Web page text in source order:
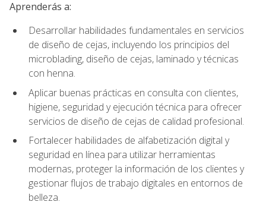
Aprenderás a:
Desarrollar habilidades fundamentales en servicios
de diseño de cejas, incluyendo los principios del
microblading, diseño de cejas, laminado y técnicas
con henna.
Aplicar buenas prácticas en consulta con clientes,
higiene, seguridad y ejecución técnica para ofrecer
servicios de diseño de cejas de calidad profesional.
Fortalecer habilidades de alfabetización digital y
seguridad en línea para utilizar herramientas
modernas, proteger la información de los clientes y
gestionar flujos de trabajo digitales en entornos de
belleza.